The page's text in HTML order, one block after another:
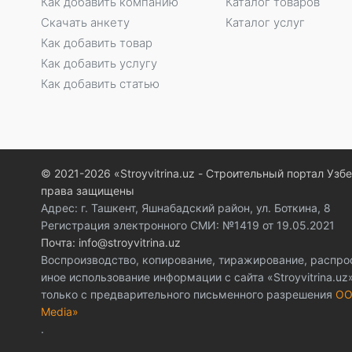
Скачать анкету
Как добавить товар
Как добавить услугу
Как добавить статью
Каталог услуг
© 2021-2026 «Stroyvitrina.uz - Строительный портал
права защищены
Адрес: г. Ташкент, Яшнабадский район, ул. Боткина, 8
Регистрация электронного СМИ: №1419 от 19.05.2021
Почта: info@stroyvitrina.uz
Воспроизводство, копирование, тиражирование,
иное использование информации с сайта
только с предварительного письменного разрешения
Media»
.